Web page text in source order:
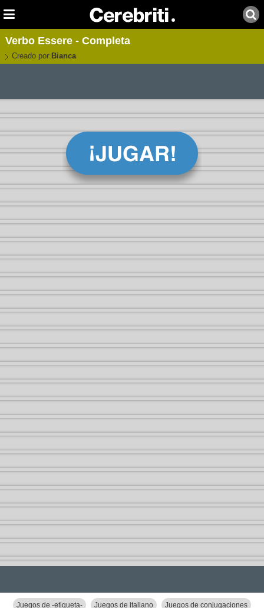
Verbo Essere - Completa
Creado por: Bianca
Juegos de -etiqueta- Juegos de italiano Juegos de conjugaciones